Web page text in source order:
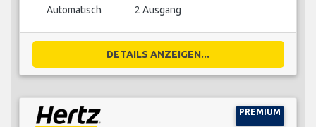
Automatisch 2 Ausgang
DETAILS ANZEIGEN...
PREMIUM